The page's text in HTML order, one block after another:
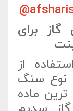
گاز برای
از
نوع سنگ
ماده